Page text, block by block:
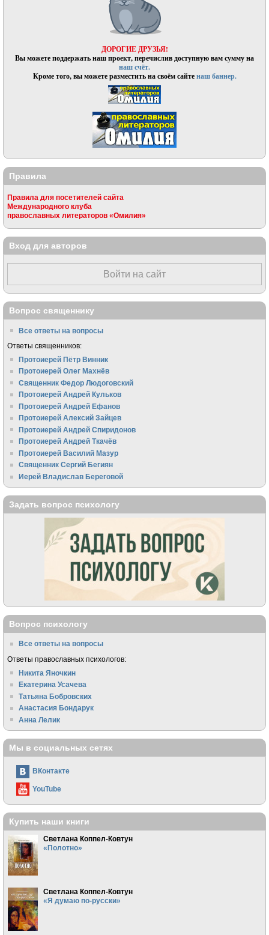
ДОРОГИЕ ДРУЗЬЯ!
Вы можете поддержать наш проект, перечислив доступную вам сумму на
наш счёт.
Кроме того, вы можете разместить на своём сайтенаш баннер.
Правила
Правила для посетителей сайта
Международного клуба
православных литераторов «Омилия»
Вход для авторов
Войти на сайт
Вопрос священнику
Все ответы на вопросы
Ответы священников:
Протоиерей Пётр Винник
Протоиерей Олег Махнёв
Священник Федор Людоговский
Протоиерей Андрей Кульков
Протоиерей Андрей Ефанов
Протоиерей Алексий Зайцев
Протоиерей Андрей Спиридонов
Протоиерей Андрей Ткачёв
Протоиерей Василий Мазур
Священник Сергий Бегиян
Иерей Владислав Береговой
Задать вопрос психологу
Вопрос психологу
Все ответы на вопросы
Ответы православных психологов:
Никита Яночкин
Екатерина Усачева
Татьяна Бобровских
Анастасия Бондарук
Анна Лелик
Мы в социальных сетях
ВКонтакте
YouTube
Купить наши книги
Светлана Коппел-Ковтун
«Полотно»
Светлана Коппел-Ковтун
«Я думаю по-русски»